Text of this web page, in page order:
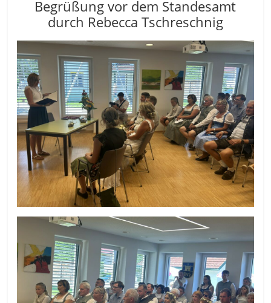
Begrüßung vor dem Standesamt
durch Rebecca Tschreschnig